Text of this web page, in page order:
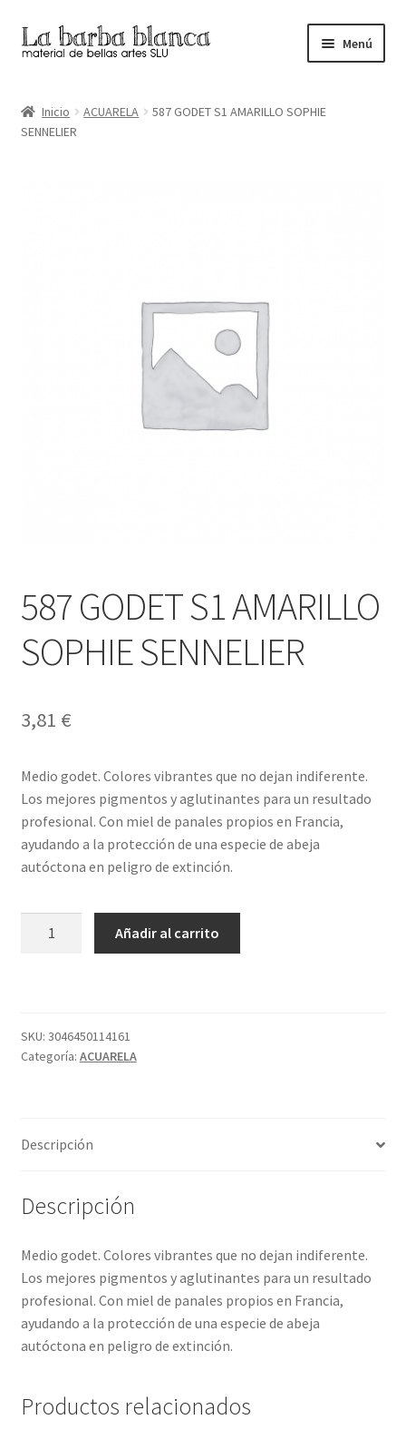
Ir
a
navegación
Ir
al
Menú
Carrito
Inicio ACUARELA
587 GODET S1 AMARILLO SOPHIE
SENNELIER
587 GODET S1 AMARILLO
SOPHIE SENNELIER
3,81 €
Medio godet. Colores vibrantes que no dejan indiferente.
Los mejores pigmentos y aglutinantes para un resultado
profesional. Con miel de panales propios en Francia,
ayudando a la protección de una especie de abeja
autóctona en peligro de extinción.
SENNELIER
cantidad
Añadir al carrito
SKU: 3046450114161
Categoría: ACUARELA
Descripción
Descripción
Medio godet. Colores vibrantes que no dejan indiferente.
Los mejores pigmentos y aglutinantes para un resultado
profesional. Con miel de panales propios en Francia,
ayudando a la protección de una especie de abeja
autóctona en peligro de extinción.
Productos relacionados